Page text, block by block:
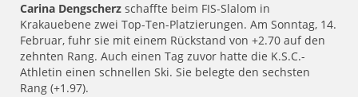
Carina Dengscherz schaffte beim FIS-Slalom in
Krakauebene zwei Top-Ten-Platzierungen. Am Sonntag, 14.
Februar, fuhr sie mit einem Rückstand von +2.70 auf den
zehnten Rang. Auch einen Tag zuvor hatte die K.S.C.-
Athletin einen schnellen Ski. Sie belegte den sechsten
Rang (+1.97).